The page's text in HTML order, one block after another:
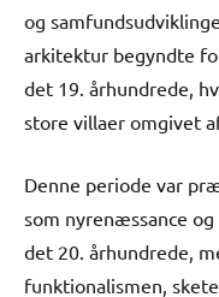
og
arkitektur begyndte
det 19. århundrede,
store villaer omgivet
Denne periode var
som nyrenæssance
det 20. århundrede,
funktionalismen,